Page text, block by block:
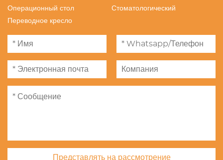
Операционный стол
Стоматологический
Переводное кресло
Представлять на рассмотрение